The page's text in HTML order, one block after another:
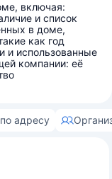
включая:
и список
в доме,
как год
и использованные
компании: её
адресу